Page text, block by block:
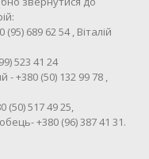
689 62 54 , Віталій
523 41 24
- +380 (50) 132 99 78 ,
(50) 517 49 25,
+380 (96) 387 41 31.